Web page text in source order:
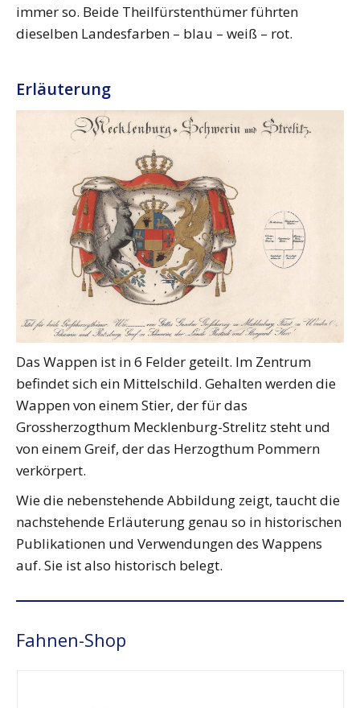
immer so. Beide Theilfürstenthümer führten
dieselben Landesfarben – blau – weiß – rot.
Erläuterung
Das Wappen ist in 6 Felder geteilt. Im Zentrum
befindet sich ein Mittelschild. Gehalten werden die
Wappen von einem Stier, der für das
Grossherzogthum Mecklenburg-Strelitz steht und
von einem Greif, der das Herzogthum Pommern
verkörpert.
Wie die nebenstehende Abbildung zeigt, taucht die
nachstehende Erläuterung genau so in historischen
Publikationen und Verwendungen des Wappens
auf. Sie ist also historisch belegt.
Fahnen-Shop